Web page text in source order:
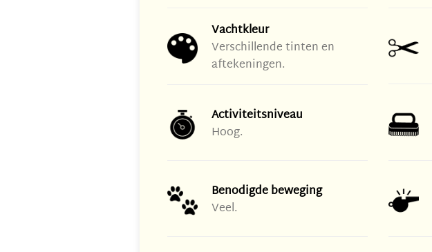
Vachtkleur
Verschillende tinten en
aftekeningen.
Activiteitsniveau
Hoog.
Benodigde beweging
Veel.